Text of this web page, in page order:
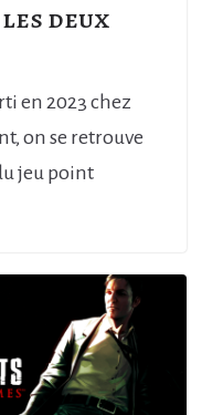
les deux
en 2023 chez
on se retrouve
jeu point